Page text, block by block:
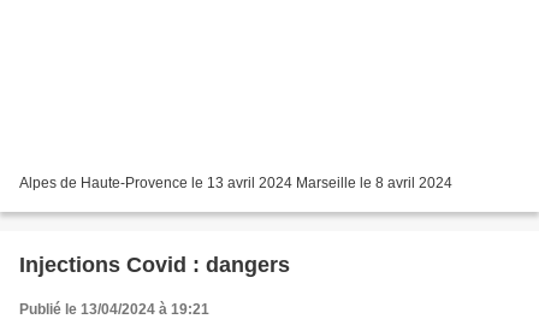
Alpes de Haute-Provence le 13 avril 2024 Marseille le 8 avril 2024
Injections Covid : dangers
Publié le 13/04/2024 à 19:21